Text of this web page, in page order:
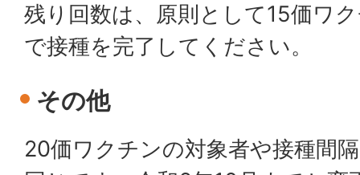
残り回数は、原則として15価ワ
で接種を完了してください。
その他
20価ワクチンの対象者や接種間